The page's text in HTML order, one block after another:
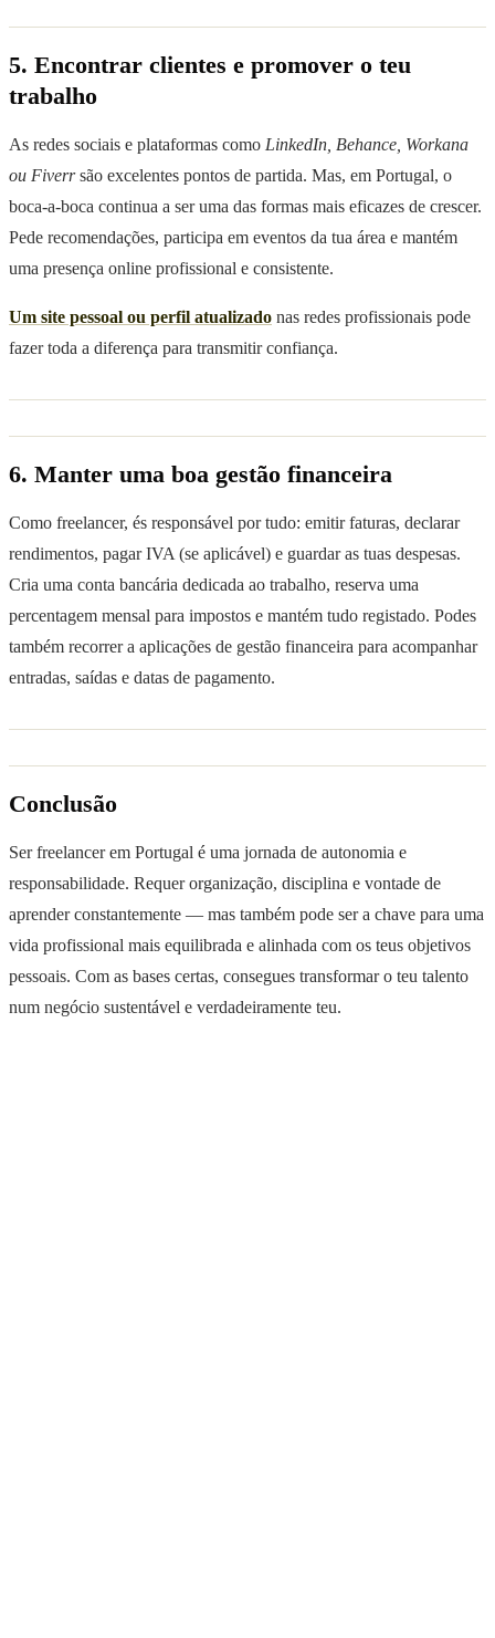
5. Encontrar clientes e promover o teu
trabalho
As redes sociais e plataformas como LinkedIn, Behance, Workana
ou Fiverrsão excelentes pontos de partida. Mas, em Portugal, o
boca-a-boca continua a ser uma das formas mais eficazes de crescer.
Pede recomendações, participa em eventos da tua área e mantém
uma presença online profissional e consistente.
Um site pessoal ou perfil atualizado nas redes profissionais pode
fazer toda a diferença para transmitir confiança.
6. Manter uma boa gestão financeira
Como freelancer, és responsável por tudo: emitir faturas, declarar
rendimentos, pagar IVA (se aplicável) e guardar as tuas despesas.
Cria uma conta bancária dedicada ao trabalho, reserva uma
percentagem mensal para impostos e mantém tudo registado. Podes
também recorrer a aplicações de gestão financeira para acompanhar
entradas, saídas e datas de pagamento.
Conclusão
Ser freelancer em Portugal é uma jornada de autonomia e
responsabilidade. Requer organização, disciplina e vontade de
aprender constantemente — mas também pode ser a chave para uma
vida profissional mais equilibrada e alinhada com os teus objetivos
pessoais. Com as bases certas, consegues transformar o teu talento
num negócio sustentável e verdadeiramente teu.